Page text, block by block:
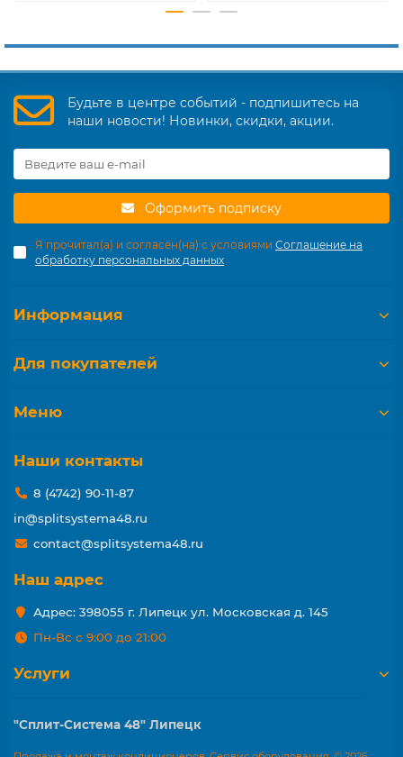
Будьте в центре событий - подпишитесь на
наши новости! Новинки, скидки, акции.
Оформить подписку
Я прочитал(а) и согласен(на) с условиями Соглашение на
обработку персональных данных
Информация
Для покупателей
Меню
Наши контакты
8 (4742) 90-11-87
in@splitsystema48.ru
contact@splitsystema48.ru
Наш адрес
Адрес: 398055 г. Липецк ул. Московская д. 145
Пн-Вс с 9:00 до 21:00
Услуги
"Сплит-Система 48" Липецк